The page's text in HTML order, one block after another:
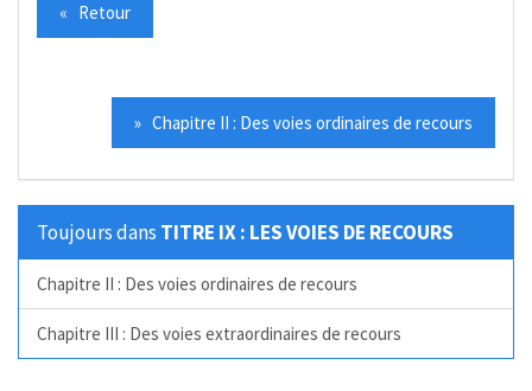
« Retour
» Chapitre II : Des voies ordinaires de recours
Toujours dans TITRE IX : LES VOIES DE RECOURS
Chapitre II : Des voies ordinaires de recours
Chapitre III : Des voies extraordinaires de recours